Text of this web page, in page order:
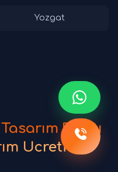
Yozgat
Fiyatı
Ücreti